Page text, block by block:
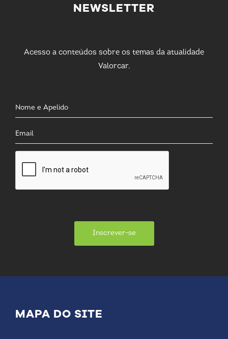
NEWSLETTER
Acesso a conteúdos sobre os temas da atualidade
Valorcar.
Inscrever-se
MAPA DO SITE